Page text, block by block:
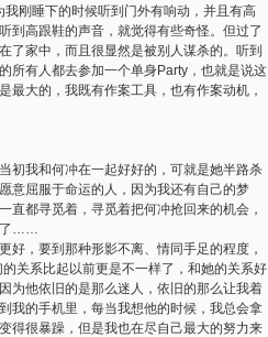
刚睡下的时候听到门外有响动，并且有高
到高跟鞋的声音，就觉得有些奇怪。但过了
了家中，而且很显然是被别人谋杀的。听到
所有人都去参加一个单身Party，也就是说这
最大的，我既有作案工具，也有作案动机，
我和何冲在一起好好的，可就是她半路杀
意屈服于命运的人，因为我还有自己的梦
直都寻觅着，寻觅着把何冲抢回来的机会，
了……
好，要到那种形影不离、情同手足的程度，
关系比起以前更是不一样了，和她的关系好
为他依旧的是那么迷人，依旧的那么让我着
我的手机里，每当我想他的时候，我总会拿
得很暴躁，但是我也在尽自己最大的努力来